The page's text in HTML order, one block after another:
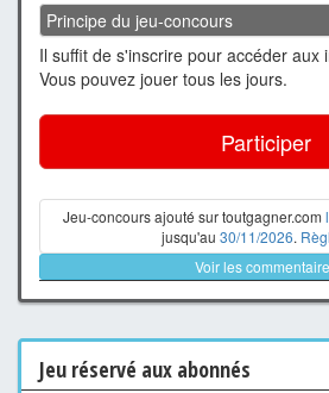
Principe du jeu-concours
Il suffit de s'inscrire pour accéder aux
Vous pouvez jouer tous les jours.
Participer
Jeu-concours ajouté sur toutgagner.com
jusqu'au 30/11/2026.
Voir les
Jeu réservé aux abonnés